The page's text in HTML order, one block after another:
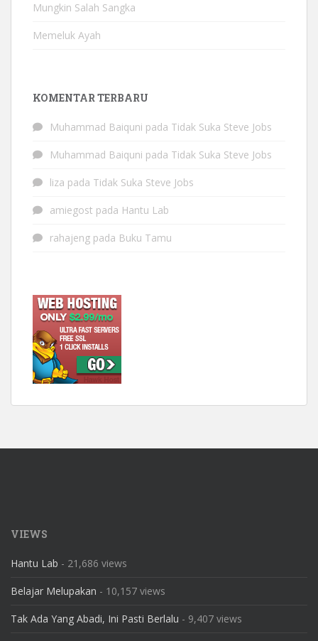
Mungkin Salah Sangka
Memeluk Ayah
KOMENTAR TERBARU
Muhammad Baiquni pada Tidak Suka Steve Jobs
Muhammad Baiquni pada Tidak Suka Steve Jobs
liza pada Tidak Suka Steve Jobs
amiegost pada Hantu Lab
rahajeng pada Buku Tamu
VIEWS
Hantu Lab - 21,686 views
Belajar Melupakan - 10,157 views
Tak Ada Yang Abadi, Ini Pasti Berlalu - 9,407 views